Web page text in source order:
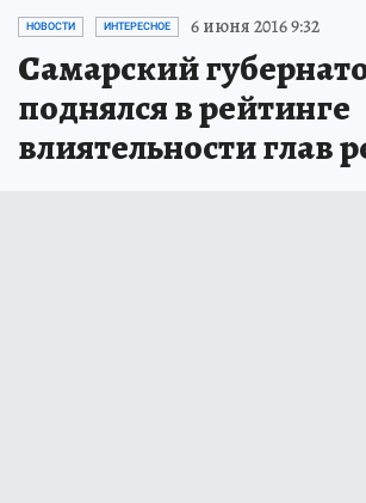
НОВОСТИ ИНТЕРЕСНОЕ 6 июня 2016 9:32
Самарский
поднялся в рейтинге
влиятельности глав